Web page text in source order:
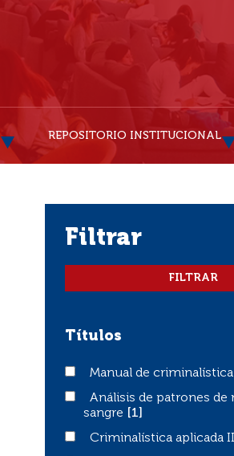
REPOSITORIO INSTITUCIONAL
filtrar
Títulos
Manual de criminalística
Manual de criminalística
Análisis de patrones de
Análisis de patrones de
sangre
[1]
Criminalística aplicada II
Criminalística aplicada II